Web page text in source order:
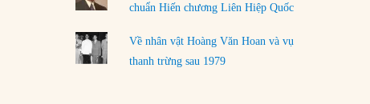
chuẩn Hiến chương Liên Hiệp Quốc
Về nhân vật Hoàng Văn Hoan và vụ
thanh trừng sau 1979